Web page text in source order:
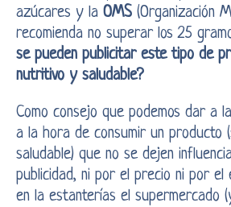
azúcares y la OMS (Organización
recomienda no superar los 25
se pueden publicitar este tipo de
nutritivo y saludable?
Como consejo que podemos dar a
a la hora de consumir un producto
saludable) que no se dejen
publicidad, ni por el precio ni por el
en la estanterías el supermercado